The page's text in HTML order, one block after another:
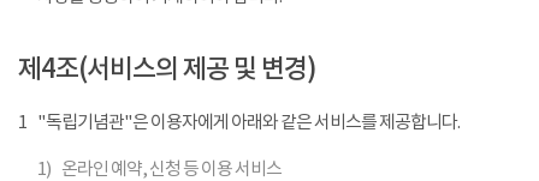
제4조(서비스의 제공 및 변경)
1 "독립기념관"은 이용자에게 아래와 같은 서비스를 제공합니다.
1) 온라인 예약, 신청 등 이용 서비스